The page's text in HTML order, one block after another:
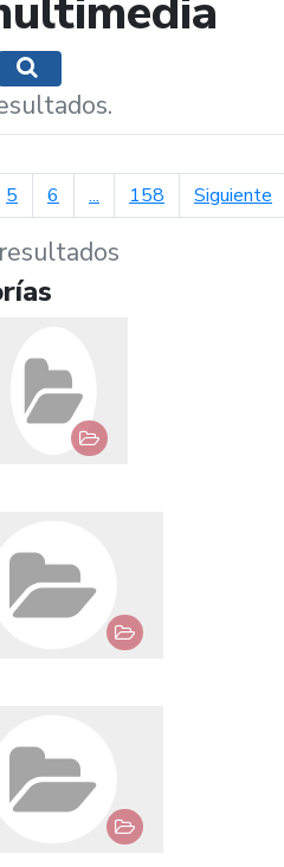
Mostrar opciones de búsqueda
5 6 ... 158 Siguiente